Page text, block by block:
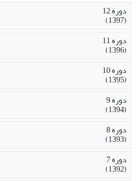
دوره 12
(1397)
دوره 11
(1396)
دوره 10
(1395)
دوره 9
(1394)
دوره 8
(1393)
دوره 7
(1392)